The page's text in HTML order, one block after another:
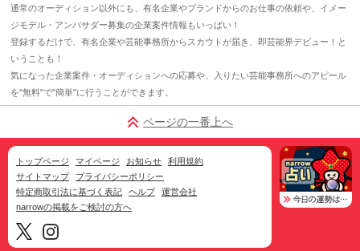
通常のオーディション以外にも、有名企業やブランドからのお仕事の依頼や、イメー
ジモデル・アンバサダー募集の企業案件情報もいっぱい！
登録するだけで、有名企業や芸能事務所からスカウトが届き、即芸能界デビュー！と
いうことも！
気になった企業案件・オーディションへの応募や、入りたい芸能事務所へのアピール
を"無料"で"簡単"に行うことができます。
ページの一番上へ
トップページ マイページ お知らせ
利用規約
サイトマップ
プライバシーポリシー
特定商取引法に基づく表記
ヘルプ
運営会社
narrowの掲載をご検討の方へ